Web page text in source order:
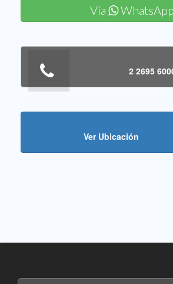
Vía WhatsApp
2 2695
Ver Ubicación